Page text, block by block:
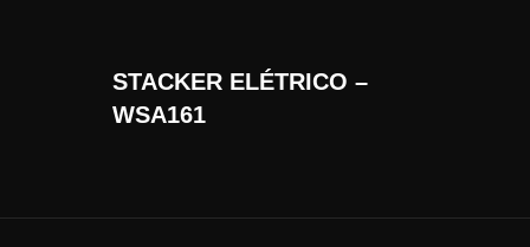
STACKER ELÉTRICO –
WSA161